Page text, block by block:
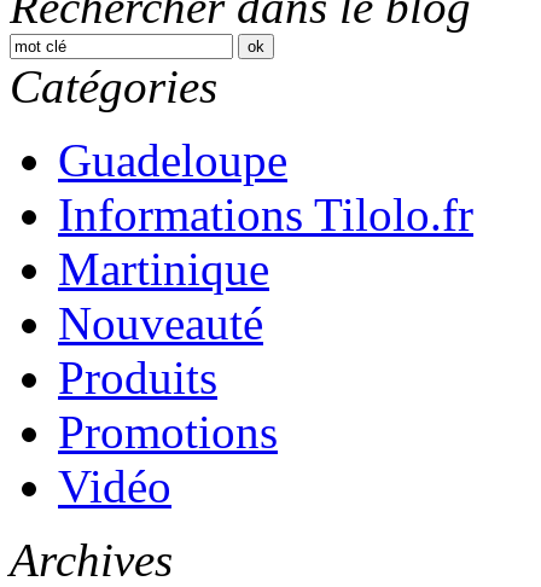
Catégories
Guadeloupe
Informations Tilolo.fr
Martinique
Nouveauté
Produits
Promotions
Vidéo
Archives